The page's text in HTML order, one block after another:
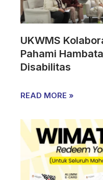
UKWMS
Pahami
Disabilitas
READ MORE »